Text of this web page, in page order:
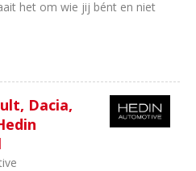
het om wie jij bént en niet
Dacia,